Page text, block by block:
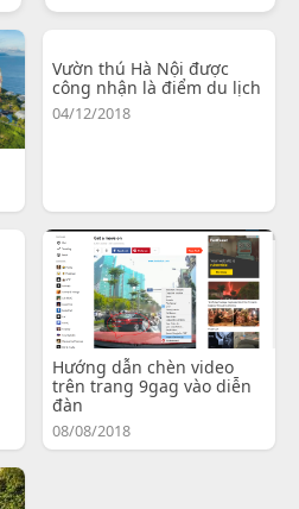
Vườn thú Hà Nội được
công nhận là điểm du lịch
04/12/2018
Hướng dẫn chèn video
trên trang 9gag vào diễn
đàn
08/08/2018